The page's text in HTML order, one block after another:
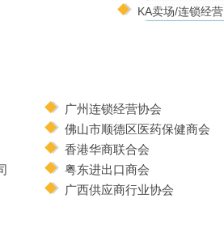
KA卖场/连锁经营
广州连锁经营协会
佛山市顺德区医药保健商会
香港华商联合会
粤东进出口商会
广西供应商行业协会